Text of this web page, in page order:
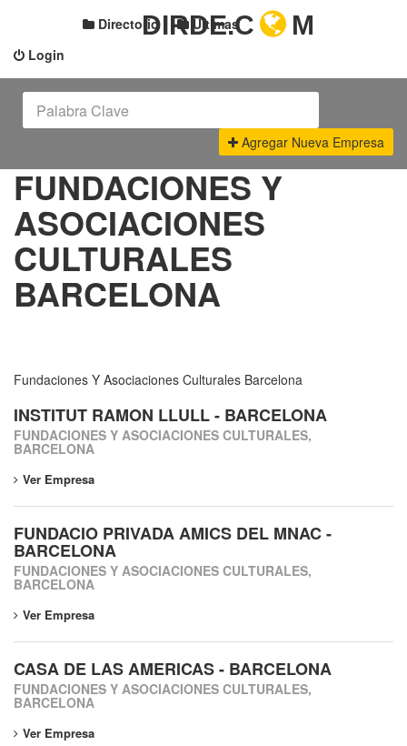
Login
Directorio Últimas
DIRDE.C M
Agregar Nueva Empresa
FUNDACIONES Y
ASOCIACIONES
CULTURALES
BARCELONA
Fundaciones Y Asociaciones Culturales Barcelona
INSTITUT RAMON LLULL - BARCELONA
FUNDACIONES Y ASOCIACIONES CULTURALES,
BARCELONA
Ver Empresa
FUNDACIO PRIVADA AMICS DEL MNAC -
BARCELONA
FUNDACIONES Y ASOCIACIONES CULTURALES,
BARCELONA
Ver Empresa
CASA DE LAS AMERICAS - BARCELONA
FUNDACIONES Y ASOCIACIONES CULTURALES,
BARCELONA
Ver Empresa